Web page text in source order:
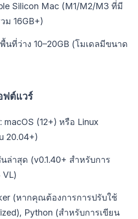
Silicon Mac (M1/M2/M3 ที่มี
ม 16GB+)
นที่ว่าง 10–20GB (โมเดลมีขนาด
ต์แวร์
: macOS (12+) หรือ Linux
20.04+)
นล่าสุด (v0.1.40+ สำหรับการ
VL)
(หากคุณต้องการการปรับใช้
Python (สำหรับการเขียน